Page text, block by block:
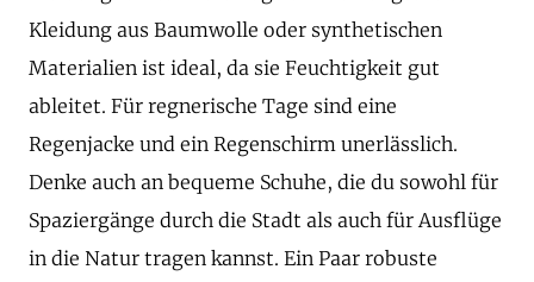
Kleidung aus Baumwolle oder synthetischen
Materialien ist ideal, da sie Feuchtigkeit gut
ableitet. Für regnerische Tage sind eine
Regenjacke und ein Regenschirm unerlässlich.
Denke auch an bequeme Schuhe, die du sowohl für
Spaziergänge durch die Stadt als auch für Ausflüge
in die Natur tragen kannst. Ein Paar robuste